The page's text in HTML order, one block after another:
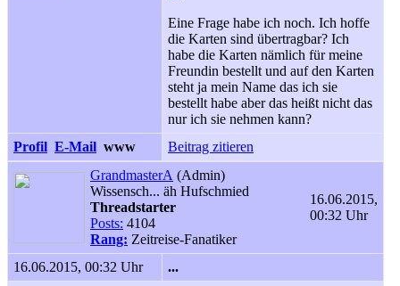
Eine Frage habe ich noch. Ich hoffe
die Karten sind übertragbar? Ich
habe die Karten nämlich für meine
Freundin bestellt und auf den Karten
steht ja mein Name das ich sie
bestellt habe aber das heißt nicht das
nur ich sie nehmen kann?
Profil E-Mail www
Beitrag zitieren
GrandmasterA (Admin)
Wissensch... äh Hufschmied
Threadstarter
Posts: 4104
Rang: Zeitreise-Fanatiker
16.06.2015,
00:32 Uhr
16.06.2015, 00:32 Uhr
...